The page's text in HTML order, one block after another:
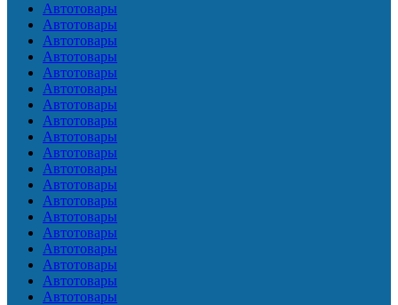
Автотовары
Автотовары
Автотовары
Автотовары
Автотовары
Автотовары
Автотовары
Автотовары
Автотовары
Автотовары
Автотовары
Автотовары
Автотовары
Автотовары
Автотовары
Автотовары
Автотовары
Автотовары
Автотовары